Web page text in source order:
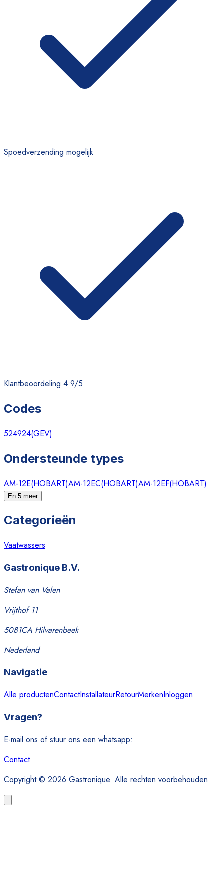
Spoedverzending mogelijk
Klantbeoordeling 4.9/5
Codes
524924(GEV)
Ondersteunde types
AM-12E(HOBART)AM-12EC(HOBART)AM-12EF(HOBART)
En 5 meer
Categorieën
Vaatwassers
Gastronique B.V.
Stefan van Valen
Vrijthof 11
5081CA Hilvarenbeek
Nederland
Navigatie
Alle productenContactInstallateurRetourMerkenInloggen
Vragen?
E-mail ons of stuur ons een whatsapp:
Contact
Copyright © 2026 Gastronique. Alle rechten voorbehouden